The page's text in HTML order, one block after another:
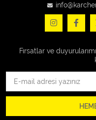
Fırsatlar ve